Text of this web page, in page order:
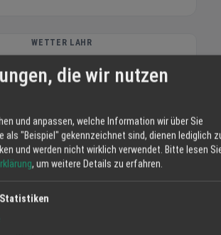
Rinder stehen in Mutterkuhhaltung auf
Wiesen. So wächst das Fleisch
heran und Sie erhalten Produkte mit
nachvollziehbarer Herkunft. Im Hofladen
Brot, Obst und weitere Erzeugnisse aus
Landwirtschaft. Mit Ihrem Einkauf
Sie regionale Betriebe und
unterstützen die Pflege der umliegenden
die nah, transparent und
in die Umgebung arbeitet. Ihre
WETTER LAHR
12 % SO 5 km/h 20:55
MO
35° / 22°
die wir nutzen
und anpassen, welche Information wir über Sie
als "Beispiel" gekennzeichnet sind, dienen lediglich
und werden nicht wirklich verwendet. Bitte lesen
, um weitere Details zu erfahren.